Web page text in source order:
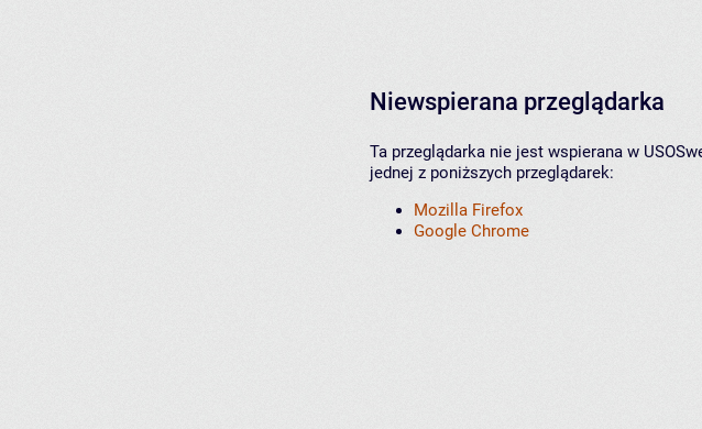
Niewspierana przeglądarka
Ta przeglądarka nie jest wspierana w
jednej z poniższych przeglądarek:
Mozilla Firefox
Google Chrome